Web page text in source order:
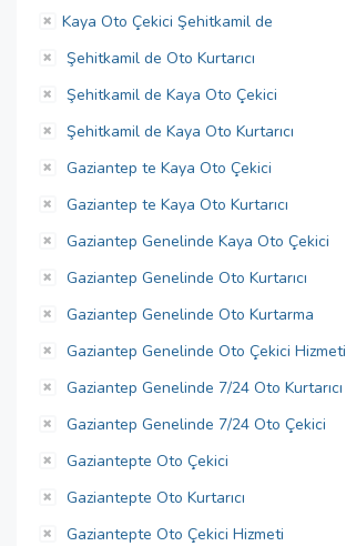
Kaya Oto Çekici Şehitkamil de
Şehitkamil de Oto Kurtarıcı
Şehitkamil de Kaya Oto Çekici
Şehitkamil de Kaya Oto Kurtarıcı
Gaziantep te Kaya Oto Çekici
Gaziantep te Kaya Oto Kurtarıcı
Gaziantep Genelinde Kaya Oto Çekici
Gaziantep Genelinde Oto Kurtarıcı
Gaziantep Genelinde Oto Kurtarma
Gaziantep Genelinde Oto Çekici Hizmeti
Gaziantep Genelinde 7/24 Oto Kurtarıcı
Gaziantep Genelinde 7/24 Oto Çekici
Gaziantepte Oto Çekici
Gaziantepte Oto Kurtarıcı
Gaziantepte Oto Çekici Hizmeti